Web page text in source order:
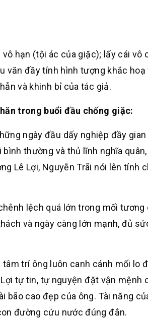
hạn (tội ác của giặc); lấy cái vô
văn đầy tính hình tượng khắc hoạ
và khinh bỉ của tác giả.
trong buổi đầu chống giặc:
ngày đầu dấy nghiệp đầy gian
thường và thủ lĩnh nghĩa
Lê Lợi, Nguyễn Trãi nói lên tính
lệch quá lớn trong mối tương
và ngày càng lớn mạnh, đủ
trí ông luôn canh cánh mối lo
tự tin, tự nguyện đặt vận mệnh
cao đẹp của ông. Tài năng
đường cứu nước đúng đắn.